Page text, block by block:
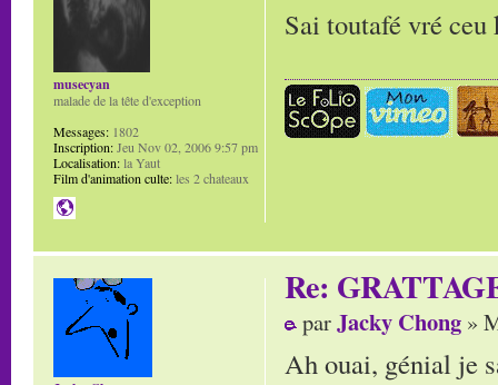
Sai toutafé vré
musecyan
malade de la tête d'exception
Messages: 1802
Inscription:Jeu Nov 02, 2006 9:57 pm
Localisation:la Yaut
Film d'animation culte:les 2 chateaux
Re:
parJacky Chong »
Ah ouai, génial je